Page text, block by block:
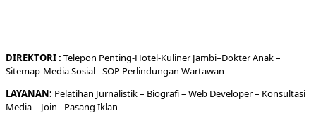
DIREKTORI: Telepon Penting-Hotel-KulinerJambi–DokterAnak –
Sitemap-Media Sosial –SOP Perlindungan Wartawan
LAYANAN: Pelatihan Jurnalistik – Biografi– Web Developer– Konsultasi
Media– Join –Pasang Iklan